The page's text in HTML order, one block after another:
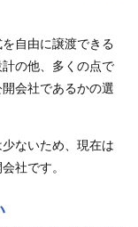
自由に譲渡できる
の他、多くの点で
会社であるかの選
ないため、現在は
社です。